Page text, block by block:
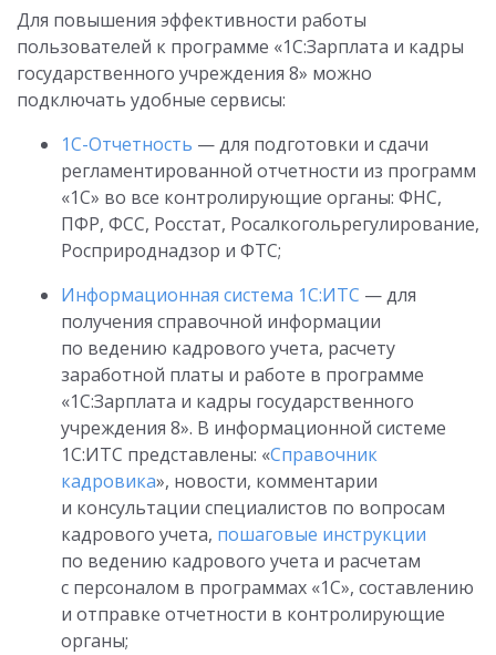
Для повышения эффективности работы
пользователей к программе «1С:Зарплата и кадры
государственного учреждения 8» можно
подключать удобные сервисы:
1С-Отчетность — для подготовки и сдачи
регламентированной отчетности из программ
«1С» во все контролирующие органы: ФНС,
ПФР, ФСС, Росстат, Росалкогольрегулирование,
Росприроднадзор и ФТС;
Информационная система 1С:ИТС — для
получения справочной информации
по ведению кадрового учета, расчету
заработной платы и работе в программе
«1С:Зарплата и кадры государственного
учреждения 8». В информационной системе
1С:ИТС представлены: «Справочник
кадровика», новости, комментарии
и консультации специалистов по вопросам
кадрового учета, пошаговые инструкции
по ведению кадрового учета и расчетам
с персоналом в программах «1С», составлению
и отправке отчетности в контролирующие
органы;